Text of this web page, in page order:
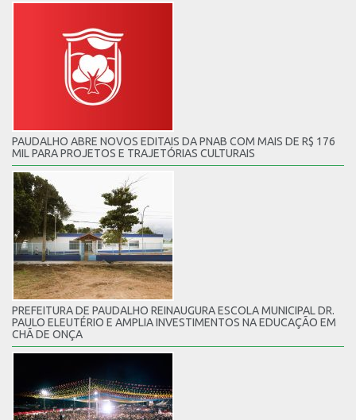
PAUDALHO ABRE NOVOS EDITAIS DA PNAB COM MAIS DE R$ 176
MIL PARA PROJETOS E TRAJETÓRIAS CULTURAIS
PREFEITURA DE PAUDALHO REINAUGURA ESCOLA MUNICIPAL DR.
PAULO ELEUTÉRIO E AMPLIA INVESTIMENTOS NA EDUCAÇÃO EM
CHÃ DE ONÇA